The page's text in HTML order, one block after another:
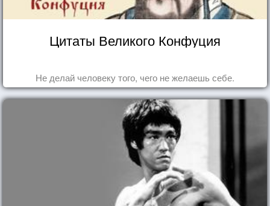
Цитаты Великого Конфуция
Не делай человеку того, чего не желаешь себе.